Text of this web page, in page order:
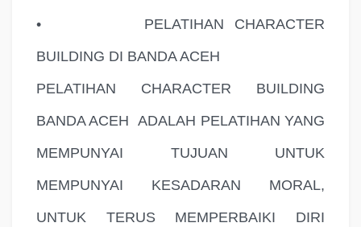
•
PELATIHAN CHARACTER
BUILDING DI BANDA ACEH
PELATIHAN CHARACTER BUILDING
BANDA ACEH
ADALAH PELATIHAN YANG
MEMPUNYAI TUJUAN UNTUK
MEMPUNYAI KESADARAN MORAL,
UNTUK TERUS MEMPERBAIKI DIRI